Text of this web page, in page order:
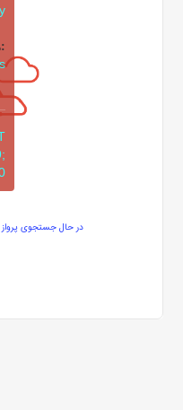
در حال جستجوی پرواز